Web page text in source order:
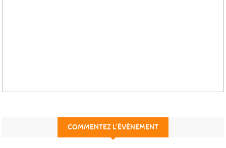
COMMENTEZ L’ÉVÈNEMENT